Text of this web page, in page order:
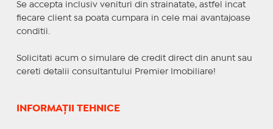
Se accepta inclusiv venituri din strainatate, astfel incat
fiecare client sa poata cumpara in cele mai avantajoase
conditii.
Solicitati acum o simulare de credit direct din anunt sau
cereti detalii consultantului Premier Imobiliare!
INFORMAȚII TEHNICE